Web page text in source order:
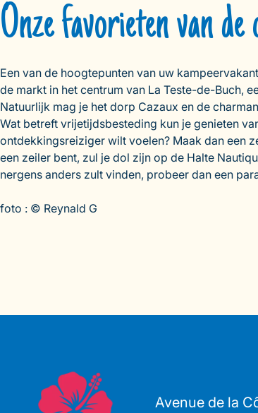
Onze favorieten van
Een van de hoogtepunten van uw
de markt in het centrum van La Teste-de-Buch,
Natuurlijk mag je het dorp Cazaux en de
Wat betreft vrijetijdsbesteding kun je genieten
ontdekkingsreiziger wilt voelen? Maak dan een
een zeiler bent, zul je dol zijn op de Halte
nergens anders zult vinden, probeer dan een
foto : © Reynald G
Avenue de la